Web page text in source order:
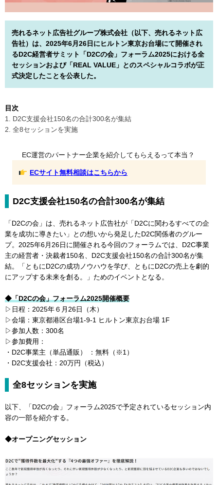
売れるネット広告社グループ株式会社（以下、売れるネット広
告社）は、2025年6月26日にヒルトン東京お台場にて開催され
るD2C経営者サミット「D2Cの会」フォーラム2025における全
セッションおよび「REAL VALUE」とのスペシャルコラボが正
式決定したことを公表した。
目次
1. D2C支援会社150名の合計300名が集結
2. 全8セッションを実施
EC運営のパートナー企業を紹介してもらえるって本当？
ECサイト無料相談はこちらから
D2C支援会社150名の合計300名が集結
「D2Cの会」は、売れるネット広告社が「D2Cに関わるすべての企
業を成功に導きたい」との想いから発足したD2C関係者のグルー
プ。2025年6月26日に開催される今回のフォーラムでは、D2C事業
主の経営者・決裁者150名、D2C支援会社150名の合計300名が集
結。「ともにD2Cの成功ノウハウを学び、ともにD2Cの売上を劇的
にアップする未来を創る。」ためのイベントとなる。
◆「D2Cの会」フォーラム2025開催概要
▷日程：2025年６月26日（木）
▷会場：東京都港区台場1-9-1 ヒルトン東京お台場 1F
▷参加人数：300名
▷参加費用：
・D2C事業主（単品通販） ：無料（※1）
・D2C支援会社：20万円（税込）
全8セッションを実施
以下、「D2Cの会」フォーラム2025で予定されているセッション内
容の一部を紹介する。
◆オープニングセッション